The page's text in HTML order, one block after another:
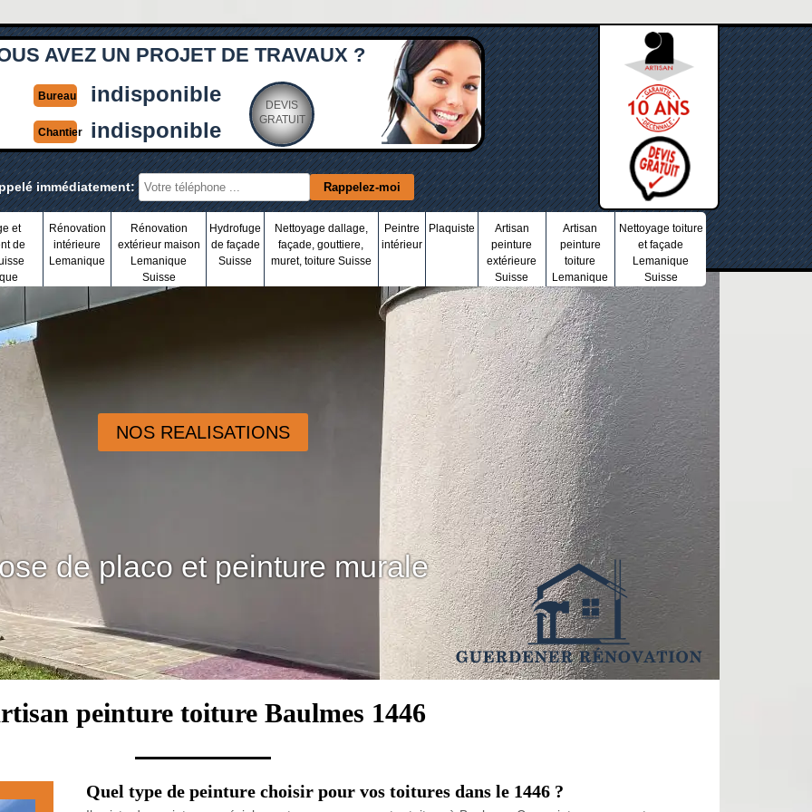
AVEZ UN PROJET DE TRAVAUX ?
Bureau indisponible
Chantier indisponible
DEVIS
GRATUIT
immédiatement:
et
de
Rénovation
intérieure
Lemanique
Rénovation
extérieur maison
Lemanique
Suisse
Hydrofuge
de façade
Suisse
Nettoyage dallage,
façade, gouttiere,
muret, toiture Suisse
Peintre
intérieur
Plaquiste
Artisan
peinture
extérieure
Suisse
Artisan
peinture
toiture
Lemanique
Nettoyage toiture
et façade
Lemanique
Suisse
NOS REALISATIONS
de placo et peinture murale
peinture toiture Baulmes 1446
Quel type de peinture choisir pour vos toitures dans le 1446 ?